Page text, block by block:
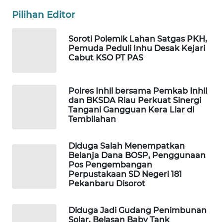
Pilihan Editor
Soroti Polemik Lahan Satgas PKH,
Pemuda Peduli Inhu Desak Kejari
Cabut KSO PT PAS
Polres Inhil bersama Pemkab Inhil
dan BKSDA Riau Perkuat Sinergi
Tangani Gangguan Kera Liar di
Tembilahan
Diduga Salah Menempatkan
Belanja Dana BOSP, Penggunaan
Pos Pengembangan
Perpustakaan SD Negeri 181
Pekanbaru Disorot
Diduga Jadi Gudang Penimbunan
Solar, Belasan Baby Tank
OTOMOTIF
DESA
LISTRIK